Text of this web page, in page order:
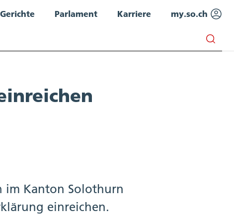
Gerichte Parlament Karriere my.so.ch
im Kanton Solothurn
einreichen.